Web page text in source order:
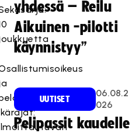
yhdessä – Reilu
Aikuinen -pilotti
käynnistyy”
UUTISET
06.08.2
026
Pelipassit kaudelle